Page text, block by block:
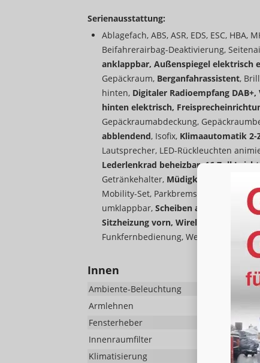
Serienausstattung:
Ablagefach, ABS, ASR, EDS, ESC,
Beifahrerairbag-Deaktivierung,
anklappbar, Außenspiegel elektrisch
Gepäckraum, Berganfahrassistent,
hinten, Digitaler Radioempfang
hinten elektrisch,
Gepäckraumabdeckung,
abblendend, Isofix, Klimaautomatik 2-
Lautsprecher, LED-Rückleuchten
Lederlenkrad beheizbar, 16 Zoll
Getränkehalter, Müdigkeitserkennung
Mobility-Set, Parkbremse elektronisch,
umklappbar, Scheiben ab der B-Säule
Sitzheizung vorn, Wireless App-
Funkfernbedienung, Wegfahrsperre,
Innen
Ambiente-Beleuchtung
Armlehnen
Fensterheber
Innenraumfilter
Klimatisierung